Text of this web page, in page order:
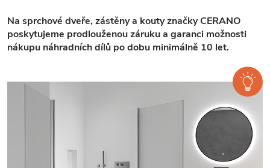
Na sprchové dveře, zástěny a kouty značky CERANO
poskytujeme prodlouženou záruku a garanci možnosti
nákupu náhradních dílů po dobu minimálně 10 let.